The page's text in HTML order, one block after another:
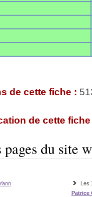
de cette fiche :
de cette
du site
Les
Patrice